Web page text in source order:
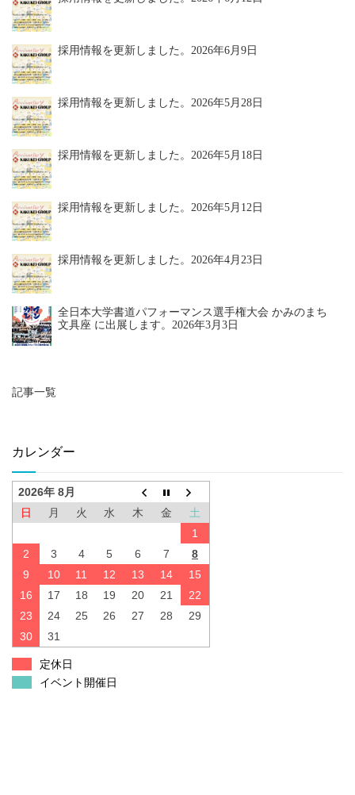
採用情報を更新しました。 2026年6月9日
採用情報を更新しました。 2026年5月28日
採用情報を更新しました。 2026年5月18日
採用情報を更新しました。 2026年5月12日
採用情報を更新しました。 2026年4月23日
全日本大学書道パフォーマンス選手権大会 かみのまち
文具座 に出展します。 2026年3月3日
記事一覧
カレンダー
2026年 8月
日
月 火 水 木 金
土
1
2
3 4 5 6 7
8
9
10 11 12 13 14
15
16
17 18 19 20 21
22
23
24 25 26 27 28
29
30
31
定休日
イベント開催日